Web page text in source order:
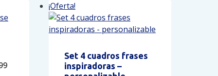
Current
¡Oferta!
Set 4 cuadros frases
inspiradoras –